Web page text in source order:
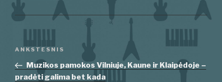
Navigacija
įrašų
Ankstesnis
įrašas
ANKSTESNIS
Muzikos pamokos Vilniuje, Kaune ir Klaipėdoje –
pradėti galima bet kada